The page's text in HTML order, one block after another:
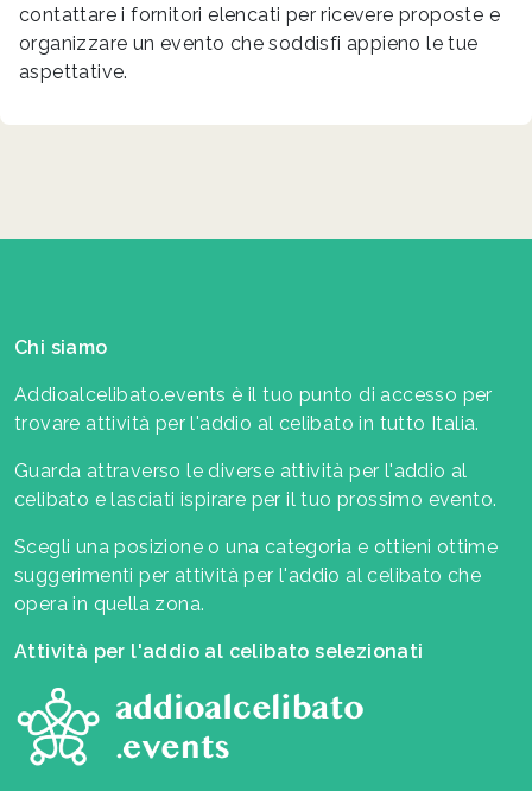
contattare i fornitori elencati per ricevere proposte e
organizzare un evento che soddisfi appieno le tue
aspettative.
Chi siamo
Addioalcelibato.events è il tuo punto di accesso per
trovare attività per l'addio al celibato in tutto Italia.
Guarda attraverso le diverse attività per l'addio al
celibato e lasciati ispirare per il tuo prossimo evento.
Scegli una posizione o una categoria e ottieni ottime
suggerimenti per attività per l'addio al celibato che
opera in quella zona.
Attività per l'addio al celibato selezionati